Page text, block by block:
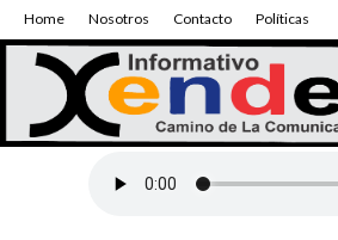
Home Nosotros Contacto Políticas